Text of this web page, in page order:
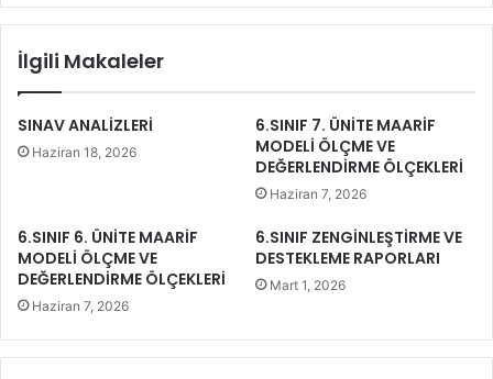
İlgili Makaleler
SINAV ANALİZLERİ
Haziran 18, 2026
6.SINIF 7. ÜNİTE MAARİF
MODELİ ÖLÇME VE
DEĞERLENDİRME ÖLÇEKLERİ
Haziran 7, 2026
6.SINIF 6. ÜNİTE MAARİF
MODELİ ÖLÇME VE
DEĞERLENDİRME ÖLÇEKLERİ
Haziran 7, 2026
6.SINIF ZENGİNLEŞTİRME VE
DESTEKLEME RAPORLARI
Mart 1, 2026